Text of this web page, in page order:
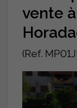
vente
(Ref.